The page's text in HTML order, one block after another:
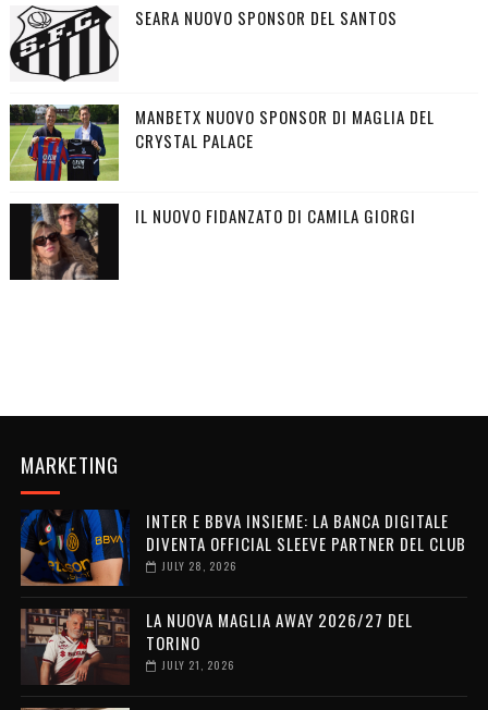
SEARA NUOVO SPONSOR DEL SANTOS
MANBETX NUOVO SPONSOR DI MAGLIA DEL
CRYSTAL PALACE
IL NUOVO FIDANZATO DI CAMILA GIORGI
MARKETING
INTER E BBVA INSIEME: LA BANCA DIGITALE
DIVENTA OFFICIAL SLEEVE PARTNER DEL CLUB
JULY 28, 2026
LA NUOVA MAGLIA AWAY 2026/27 DEL
TORINO
JULY 21, 2026